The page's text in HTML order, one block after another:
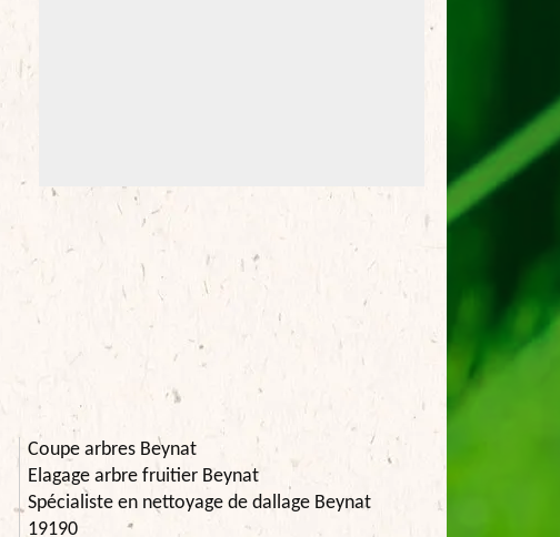
Coupe arbres Beynat
Elagage arbre fruitier Beynat
Spécialiste en nettoyage de dallage Beynat
19190